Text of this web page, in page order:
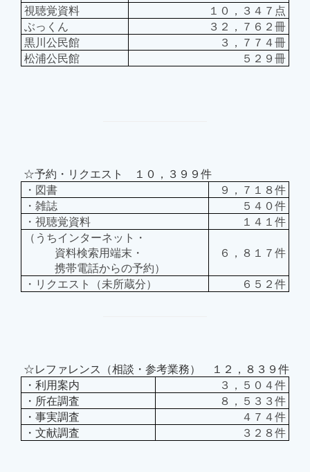
視聴覚資料
１０，３４７点
ぶっくん
３２，７６２冊
黒川公民館
３，７７４冊
松浦公民館
５２９冊
☆予約・リクエスト １０，３９９件
・図書
９，７１８件
・雑誌
５４０件
・視聴覚資料
１４１件
（うちインターネット・
資料検索用端末・
携帯電話からの予約）
６，８１７件
・リクエスト（未所蔵分）
６５２件
☆レファレンス（相談・参考業務） １２，８３９件
・利用案内
３，５０４件
・所在調査
８，５３３件
・事実調査
４７４件
・文献調査
３２８件